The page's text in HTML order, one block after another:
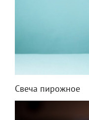
Свеча пирожное